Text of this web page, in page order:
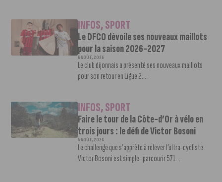
INFOS,SPORT
Le DFCO dévoile ses nouveaux maillots
pour la saison 2026-2027
6 AOÛT, 2026
Le club dijonnais a présenté ses nouveaux maillots
pour son retour en Ligue 2....
INFOS,SPORT
Faire le tour de la Côte-d’Or à vélo en
trois jours : le défi de Victor Bosoni
5 AOÛT, 2026
Le challenge que s’apprête à relever l’ultra-cycliste
Victor Bosoni est simple : parcourir 571...